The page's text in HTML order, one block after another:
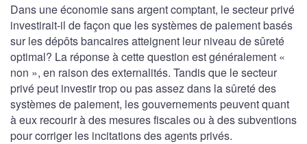
Dans une économie sans argent comptant, le secteur privé
investirait-il de façon que les systèmes de paiement basés
sur les dépôts bancaires atteignent leur niveau de sûreté
optimal? La réponse à cette question est généralement «
non », en raison des externalités. Tandis que le secteur
privé peut investir trop ou pas assez dans la sûreté des
systèmes de paiement, les gouvernements peuvent quant
à eux recourir à des mesures fiscales ou à des subventions
pour corriger les incitations des agents privés.